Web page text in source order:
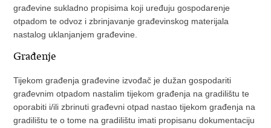
građevine sukladno propisima koji uređuju gospodarenje
otpadom te odvoz i zbrinjavanje građevinskog materijala
nastalog uklanjanjem građevine.
Građenje
Tijekom građenja građevine izvođač je dužan gospodariti
građevnim otpadom nastalim tijekom građenja na gradilištu te
oporabiti i/ili zbrinuti građevni otpad nastao tijekom građenja na
gradilištu te o tome na gradilištu imati propisanu dokumentaciju